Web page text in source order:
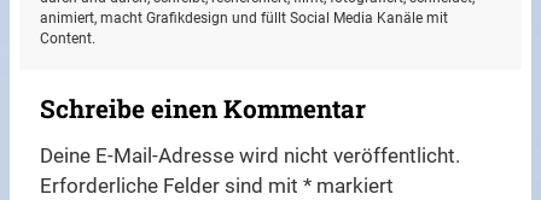
animiert, macht Grafikdesign und füllt Social Media Kanäle mit
Content.
Schreibe einen Kommentar
Deine E-Mail-Adresse wird nicht veröffentlicht.
Erforderliche Felder sind mit* markiert